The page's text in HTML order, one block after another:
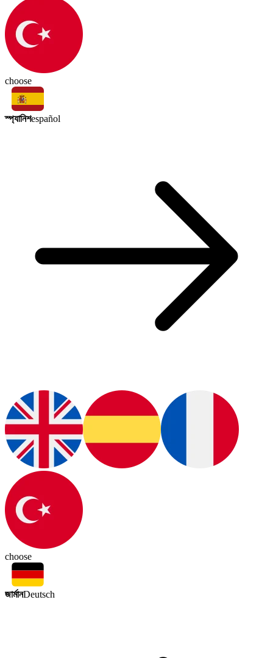
choose
স্প্যানিশespañol
choose
জার্মানDeutsch